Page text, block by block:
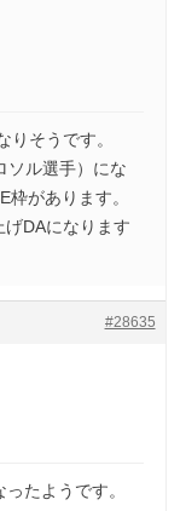
りそうです。
ソル選手）にな
があります。
DAになります
#28635
たようです。